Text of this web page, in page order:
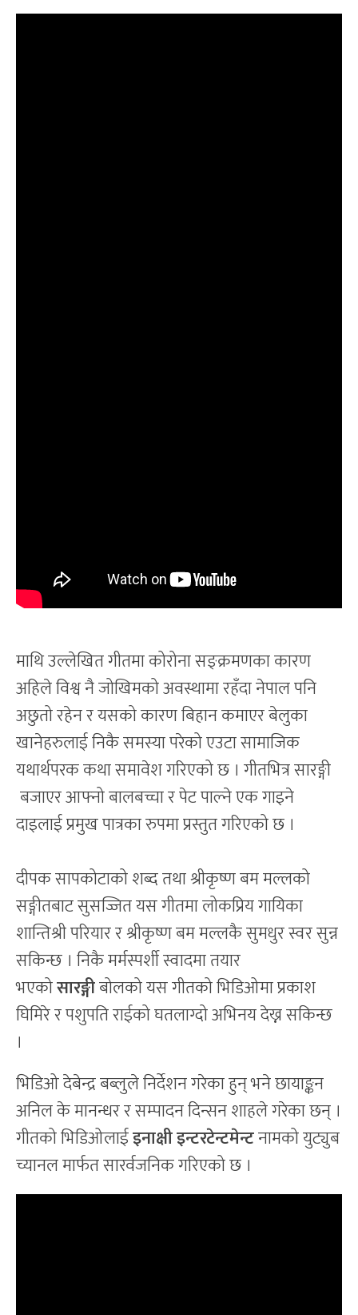
माथि उल्लेखित गीतमा कोरोना सङ्क्रमणका कारण
अहिले विश्व नै जोखिमको अवस्थामा रहँदा नेपाल पनि
अछुतो रहेन र यसको कारण बिहान कमाएर बेलुका
खानेहरुलाई निकै समस्या परेको एउटा सामाजिक
यथार्थपरक कथा समावेश गरिएको छ । गीतभित्र सारङ्गी
बजाएर आफ्नो बालबच्चा र पेट पाल्ने एक गाइने
दाइलाई प्रमुख पात्रका रुपमा प्रस्तुत गरिएको छ ।
दीपक सापकोटाको शब्द तथा श्रीकृष्ण बम मल्लको
सङ्गीतबाट सुसज्जित यस गीतमा लोकप्रिय गायिका
शान्तिश्री परियार र श्रीकृष्ण बम मल्लकै सुमधुर स्वर सुन्न
सकिन्छ । निकै मर्मस्पर्शी स्वादमा तयार
भएकोसारङ्गीबोलको यस गीतको भिडिओमा प्रकाश
घिमिरे र पशुपति राईको घतलाग्दो अभिनय देख्न सकिन्छ
।
भिडिओ देबेन्द्र बब्लुले निर्देशन गरेका हुन् भने छायाङ्कन
अनिल के मानन्धर र सम्पादन दिन्सन शाहले गरेका छन् ।
गीतको भिडिओलाईइनाक्षी इन्टरटेन्टमेन्टनामको युट्युब
च्यानल मार्फत सारर्वजनिक गरिएको छ ।